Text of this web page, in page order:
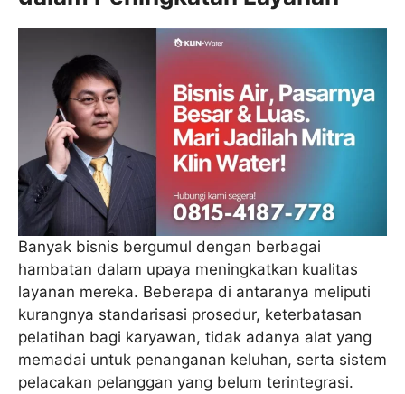
Banyak bisnis bergumul dengan berbagai
hambatan dalam upaya meningkatkan kualitas
layanan mereka. Beberapa di antaranya meliputi
kurangnya standarisasi prosedur, keterbatasan
pelatihan bagi karyawan, tidak adanya alat yang
memadai untuk penanganan keluhan, serta sistem
pelacakan pelanggan yang belum terintegrasi.